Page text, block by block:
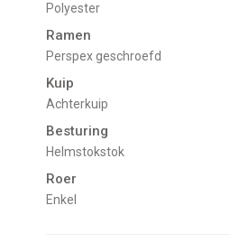
Polyester
Ramen
Perspex geschroefd
Kuip
Achterkuip
Besturing
Helmstokstok
Roer
Enkel